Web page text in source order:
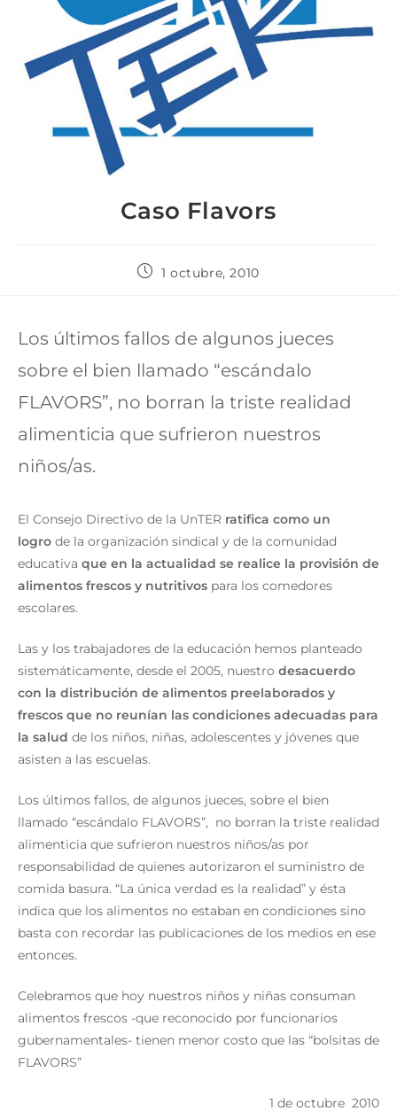
Caso Flavors
1 octubre, 2010
Los últimos fallos de algunos jueces
sobre el bien llamado “escándalo
FLAVORS”, no borran la triste realidad
alimenticia que sufrieron nuestros
niños/as.
El Consejo Directivo de la UnTER ratifica como un
logro de la organización sindical y de la comunidad
educativa que en la actualidad se realice la provisión de
alimentos frescos y nutritivos para los comedores
escolares.
Las y los trabajadores de la educación hemos planteado
sistemáticamente, desde el 2005, nuestro desacuerdo
con la distribución de alimentos preelaborados y
frescos que no reunían las condiciones adecuadas para
la salud de los niños, niñas, adolescentes y jóvenes que
asisten a las escuelas.
Los últimos fallos, de algunos jueces, sobre el bien
llamado “escándalo FLAVORS”, no borran la triste realidad
alimenticia que sufrieron nuestros niños/as por
responsabilidad de quienes autorizaron el suministro de
comida basura. “La única verdad es la realidad” y ésta
indica que los alimentos no estaban en condiciones sino
basta con recordar las publicaciones de los medios en ese
entonces.
Celebramos que hoy nuestros niños y niñas consuman
alimentos frescos -que reconocido por funcionarios
gubernamentales- tienen menor costo que las “bolsitas de
FLAVORS”
1 de octubre 2010